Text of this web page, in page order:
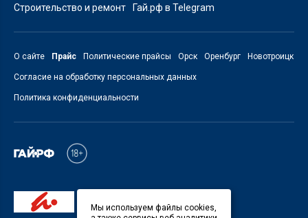
Строительство и ремонт
Гай.рф в Telegram
О сайте Прайс Политические прайсы Орск Оренбург Новотроицк
Согласие на обработку персональных данных
Политика конфиденциальности
Мы используем файлы cookies,